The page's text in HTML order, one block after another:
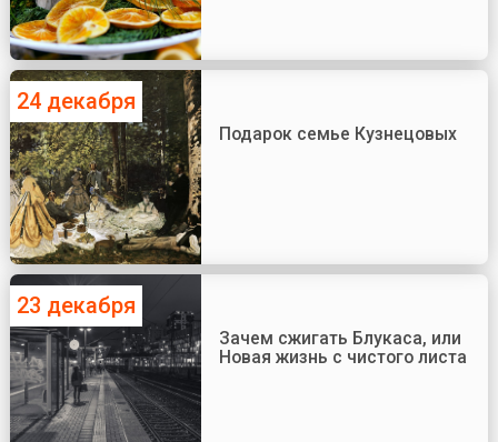
24 декабря
Подарок семье Кузнецовых
23 декабря
Зачем сжигать Блукаса, или
Новая жизнь с чистого листа